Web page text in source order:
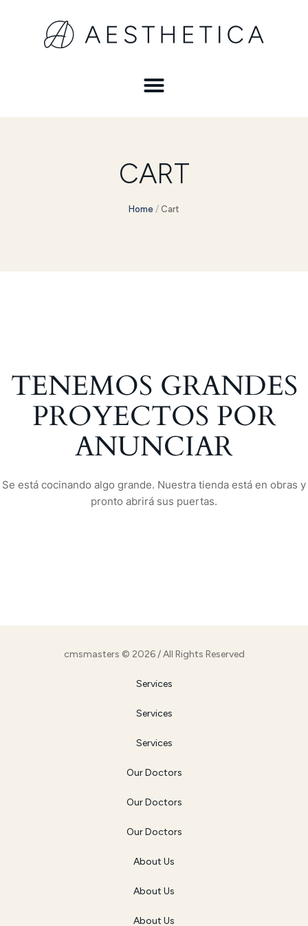
CART
Home / Cart
TENEMOS GRANDES
PROYECTOS POR
ANUNCIAR
Se está cocinando algo grande. Nuestra tienda está en obras y
pronto abrirá sus puertas.
cmsmasters © 2026 / All Rights Reserved
Services
Services
Services
Our Doctors
Our Doctors
Our Doctors
About Us
About Us
About Us